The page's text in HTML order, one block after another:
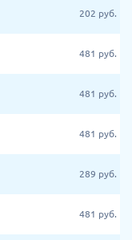
202 руб.
481 руб.
481 руб.
481 руб.
289 руб.
481 руб.